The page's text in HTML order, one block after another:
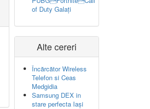
of Duty Galați
Alte cereri
Încărcător Wireless
Telefon si Ceas
Medgidia
Samsung DEX in
stare perfecta Iași